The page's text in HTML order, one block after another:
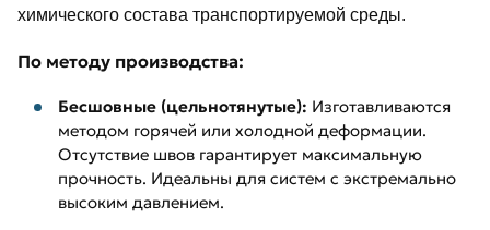
химического состава транспортируемой среды.
По методу производства:
Бесшовные (цельнотянутые): Изготавливаются
методом горячей или холодной деформации.
Отсутствие швов гарантирует максимальную
прочность. Идеальны для систем с экстремально
высоким давлением.